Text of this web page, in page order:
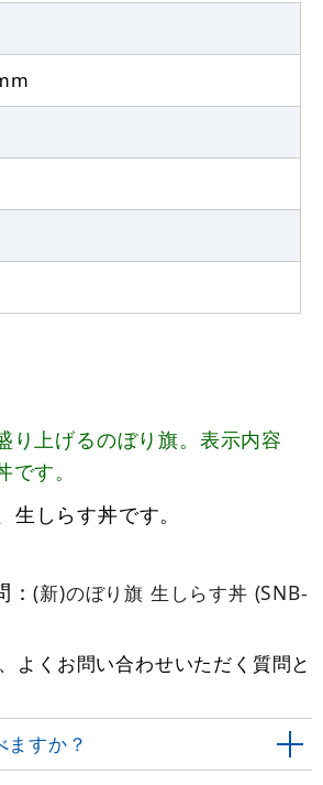
り上げるのぼり旗。表示内容
す。
生しらす丼です。
：(新)のぼり旗 生しらす丼 (SNB-
よくお問い合わせいただく質問と
ますか？